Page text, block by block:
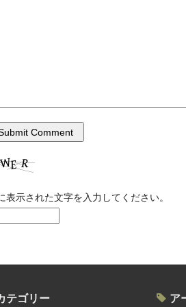
表示された文字を入力してください。
テゴリー ア